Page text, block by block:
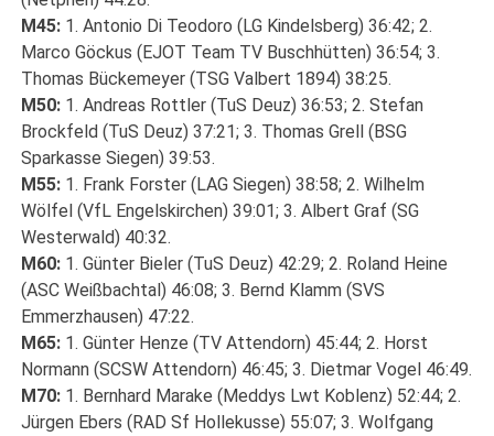
M45: 1. Antonio Di Teodoro (LG Kindelsberg) 36:42; 2.
Marco Göckus (EJOT Team TV Buschhütten) 36:54; 3.
Thomas Bückemeyer (TSG Valbert 1894) 38:25.
M50: 1. Andreas Rottler (TuS Deuz) 36:53; 2. Stefan
Brockfeld (TuS Deuz) 37:21; 3. Thomas Grell (BSG
Sparkasse Siegen) 39:53.
M55: 1. Frank Forster (LAG Siegen) 38:58; 2. Wilhelm
Wölfel (VfL Engelskirchen) 39:01; 3. Albert Graf (SG
Westerwald) 40:32.
M60: 1. Günter Bieler (TuS Deuz) 42:29; 2. Roland Heine
(ASC Weißbachtal) 46:08; 3. Bernd Klamm (SVS
Emmerzhausen) 47:22.
M65: 1. Günter Henze (TV Attendorn) 45:44; 2. Horst
Normann (SCSW Attendorn) 46:45; 3. Dietmar Vogel 46:49.
M70: 1. Bernhard Marake (Meddys Lwt Koblenz) 52:44; 2.
Jürgen Ebers (RAD Sf Hollekusse) 55:07; 3. Wolfgang